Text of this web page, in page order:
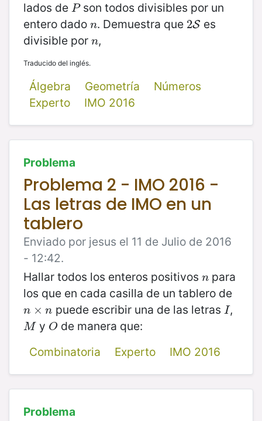
lados de P
Pson todos divisibles por un
entero dado n
n. Demuestra que 2S
2S es
divisible por n
n,
Traducido del inglés.
Álgebra Geometría
Números
Experto
IMO 2016
Problema
Problema 2 - IMO 2016 -
Las letras de IMO en un
tablero
Enviado por jesus el 11 de Julio de 2016
- 12:42.
Hallar todos los enteros positivos n
n para
los que en cada casilla de un tablero de
n × n
n×n puede escribir una de las letras I
I ,
M
M y O
O de manera que:
Combinatoria
Experto IMO 2016
Problema